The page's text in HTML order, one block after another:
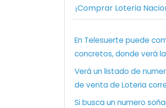
¡Comprar Loteria
En Telesuerte puede
concretos, donde verá
Verá un listado de
de venta de Loteria
Si busca un numero